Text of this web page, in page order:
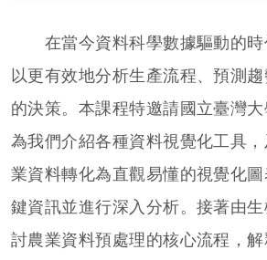
在當今資料科學數據驅動的時
以更有效地分析生產流程、預測
的決策。本課程特邀請國立臺灣
為我們介紹各種資料視覺化工具
業資料轉化為直觀易懂的視覺化
鍵資訊並進行深入分析。接著由
討農業資料預處理的核心流程，